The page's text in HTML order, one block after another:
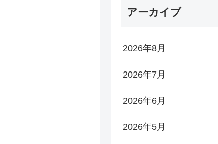
アーカイブ
2026年8月
2026年7月
2026年6月
2026年5月